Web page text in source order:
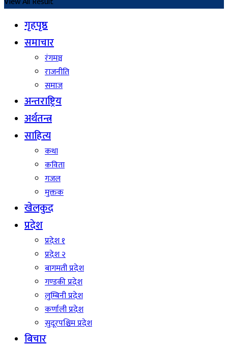
गृहपृष्ठ
समाचार
रंगमञ्च
राजनीति
समाज
अन्तराष्ट्रिय
अर्थतन्त्र
साहित्य
कथा
कविता
गजल
मुक्तक
खेलकुद
प्रदेश
प्रदेश १
प्रदेश २
बागमती प्रदेश
गण्डकी प्रदेश
लुम्बिनी प्रदेश
कर्णाली प्रदेश
सुदूरपश्चिम प्रदेश
बिचार